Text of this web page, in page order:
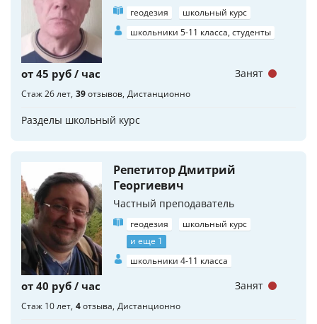
геодезия
школьный курс
школьники 5-11 класса, студенты
от 45 руб / час
Стаж 26 лет 39отзывов Дистанционно
Разделы школьный курс
Занят
Репетитор Дмитрий
Георгиевич
Частный преподаватель
геодезия
школьный курс
и еще 1
школьники 4-11 класса
от 40 руб / час
Стаж 10 лет 4отзыва Дистанционно
Занят